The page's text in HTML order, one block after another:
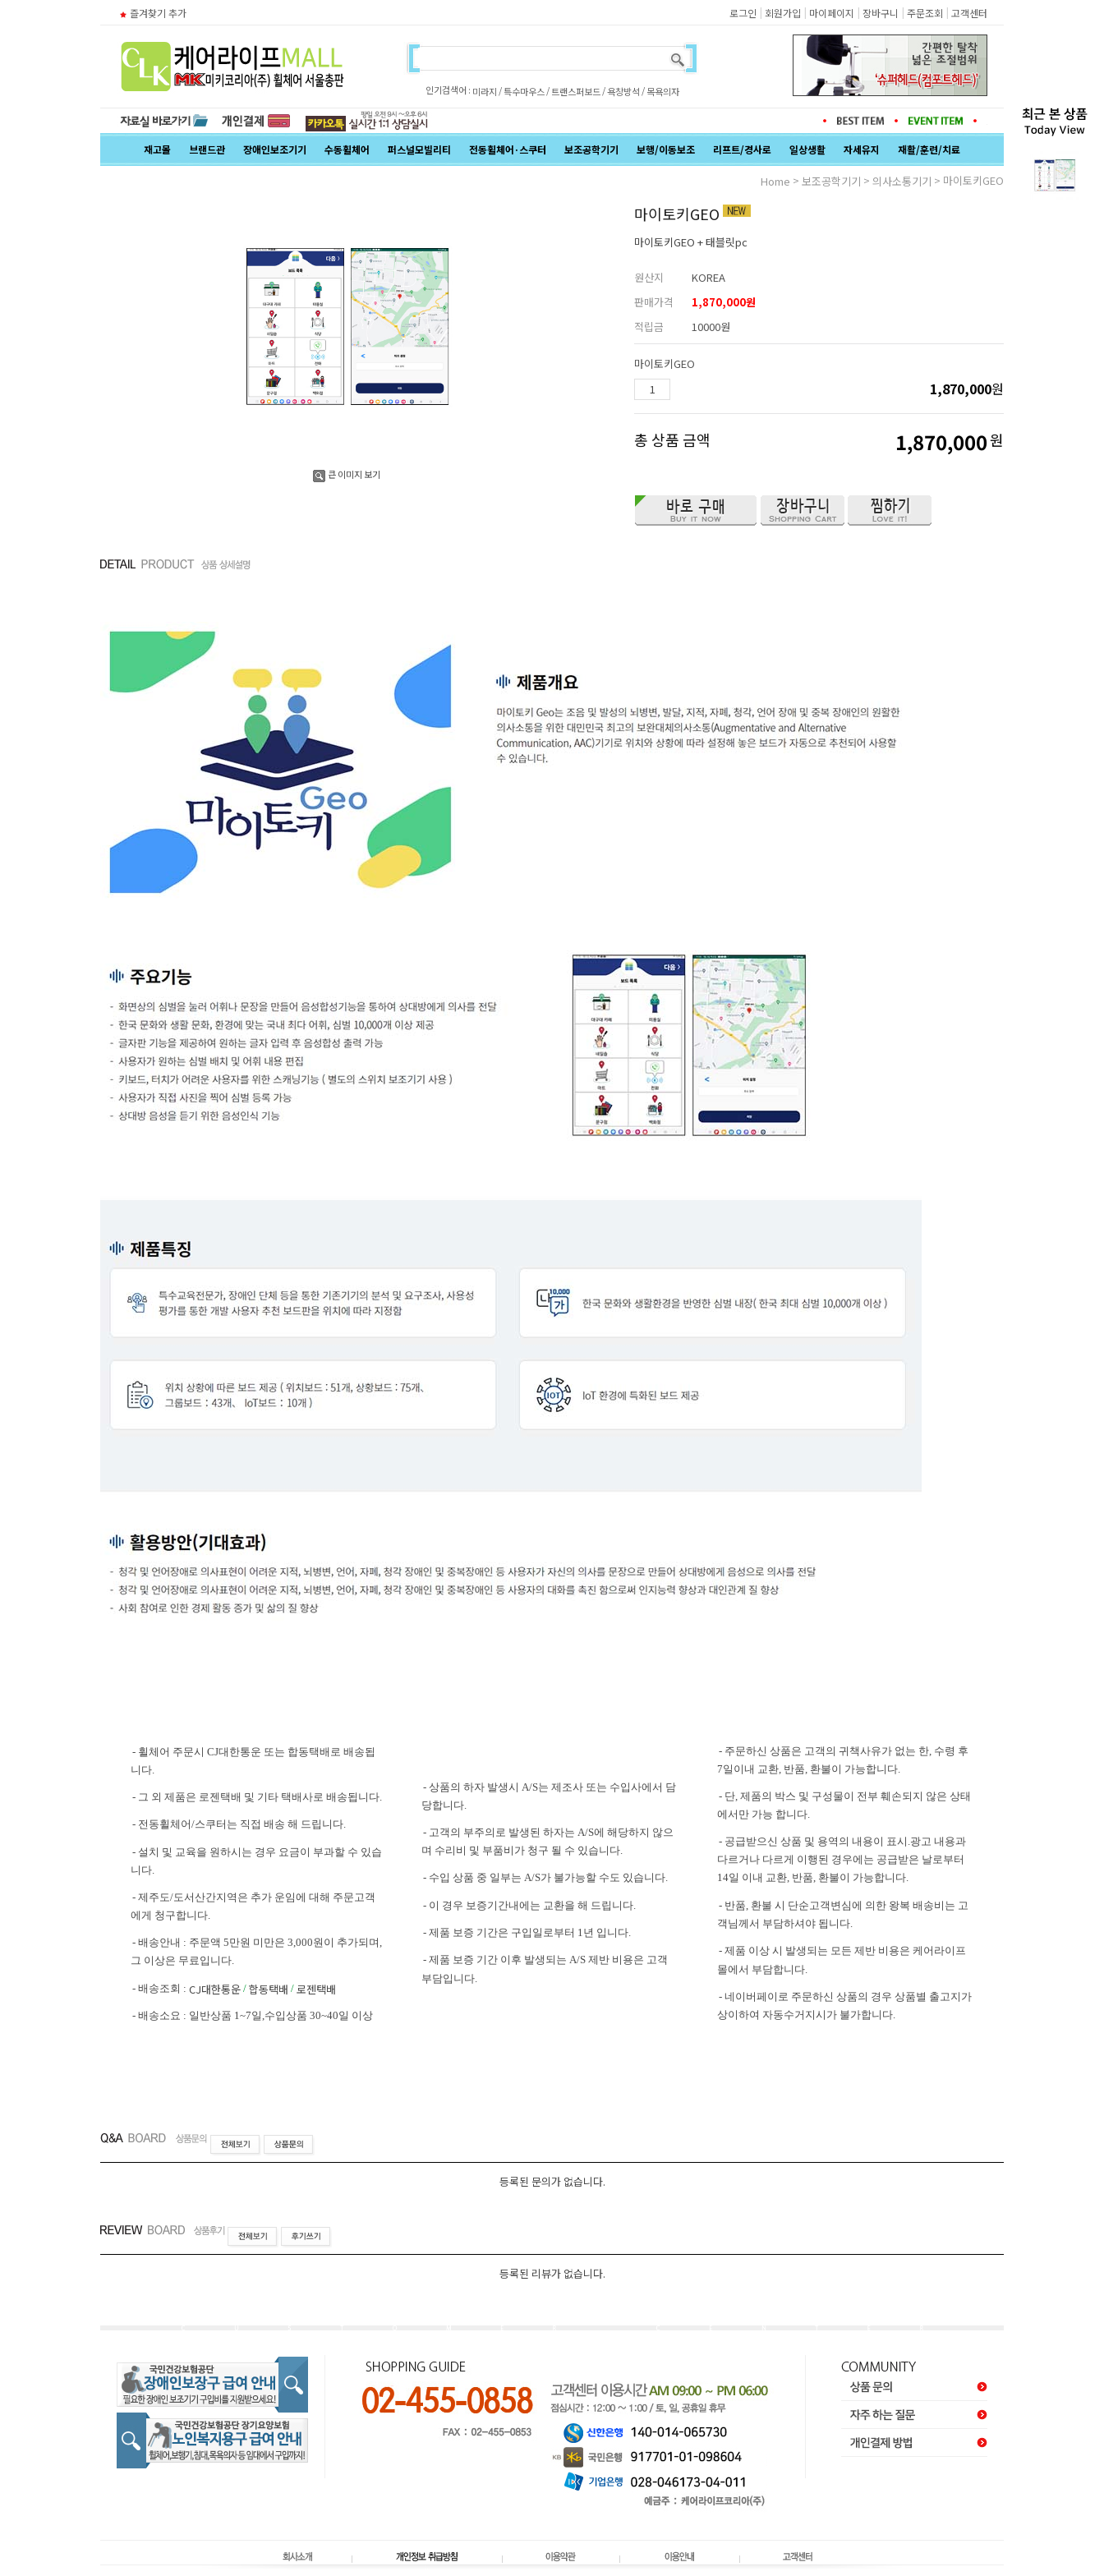
즐겨찾기 추가 로그인 | 회원가입 | 마이페이지 | 장바구니 | 주문조회 | 고객센터
인기검색어 : 미라지 /특수마우스/트랜스퍼보드 /욕창방석 /목욕의자
재고몰 브랜드관 장애인보조기기 수동휠체어 퍼스널모빌리티 전동휠체어·스쿠터 보조공학기기 보행/이동보조 리프트/경사로 일상생활 자세유지 재활/훈련/치료
Home > 보조공학기기 > 의사소통기기 > 마이토키GEO
큰 이미지 보기
마이토키GEO
마이토키GEO + 태블릿pc
원산지
KOREA
판매가격
1,870,000원
적립금
10000원
마이토키GEO
1,870,000원
총 상품 금액 1,870,000원
- 휠체어 주문시 CJ대한통운 또는 합동택배로 배송됩
니다.
- 그 외 제품은 로젠택배 및 기타 택배사로 배송됩니다.
- 전동휠체어/스쿠터는 직접 배송 해 드립니다.
- 설치 및 교육을 원하시는 경우 요금이 부과할 수 있습
니다.
- 제주도/도서산간지역은 추가 운임에 대해 주문고객
에게 청구합니다.
- 배송안내 : 주문액 5만원 미만은 3,000원이 추가되며,
그 이상은 무료입니다.
- 배송조회 : CJ대한통운 / 합동택배 / 로젠택배
- 배송소요 : 일반상품 1~7일,수입상품 30~40일 이상
- 상품의 하자 발생시 A/S는 제조사 또는 수입사에서 담
당합니다.
- 고객의 부주의로 발생된 하자는 A/S에 해당하지 않으
며 수리비 및 부품비가 청구 될 수 있습니다.
- 수입 상품 중 일부는 A/S가 불가능할 수도 있습니다.
- 이 경우 보증기간내에는 교환을 해 드립니다.
- 제품 보증 기간은 구입일로부터 1년 입니다.
- 제품 보증 기간 이후 발생되는 A/S 제반 비용은 고객
부담입니다.
- 주문하신 상품은 고객의 귀책사유가 없는 한, 수령 후
7일이내 교환, 반품, 환불이 가능합니다.
- 단, 제품의 박스 및 구성물이 전부 훼손되지 않은 상태
에서만 가능 합니다.
- 공급받으신 상품 및 용역의 내용이 표시.광고 내용과
다르거나 다르게 이행된 경우에는 공급받은 날로부터
14일 이내 교환, 반품, 환불이 가능합니다.
- 반품, 환불 시 단순고객변심에 의한 왕복 배송비는 고
객님께서 부담하셔야 됩니다.
- 제품 이상 시 발생되는 모든 제반 비용은 케어라이프
몰에서 부담합니다.
- 네이버페이로 주문하신 상품의 경우 상품별 출고지가
상이하여 자동수거지시가 불가합니다.
등록된 문의가 없습니다.
등록된 리뷰가 없습니다.